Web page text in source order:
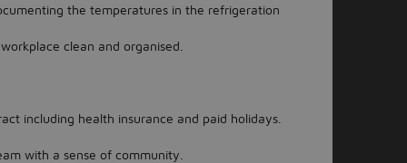
the temperatures in the refrigeration
clean and organised.
including health insurance and paid holidays.
with a sense of community.